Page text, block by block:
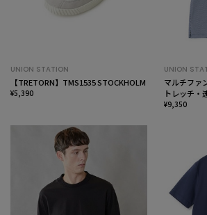
UNION STATION
【TRETORN】TMS1535 STOCKHOLM
¥5,390
UNION
マルチファ
トレッチ・
ドウォッシ
¥9,350